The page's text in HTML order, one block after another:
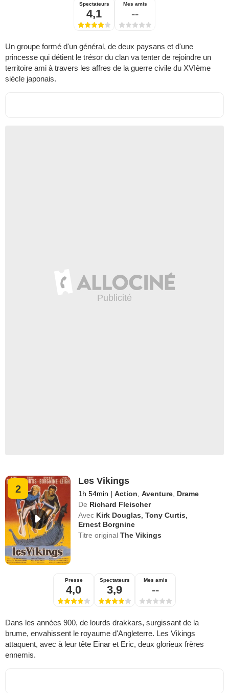
Spectateurs
4,1
Mes amis
--
Un groupe formé d'un général, de deux paysans et d'une
princesse qui détient le trésor du clan va tenter de rejoindre un
territoire ami à travers les affres de la guerre civile du XVIème
siècle japonais.
2
Les Vikings
1h 54min | Action ,Aventure Drame
De Richard Fleischer
Avec Kirk Douglas ,Tony Curtis
Ernest Borgnine
Titre originalThe Vikings
Presse
4,0
Spectateurs
3,9
Mes amis
--
Dans les années 900, de lourds drakkars, surgissant de la
brume, envahissent le royaume d'Angleterre. Les Vikings
attaquent, avec à leur tête Einar et Eric, deux glorieux frères
ennemis.